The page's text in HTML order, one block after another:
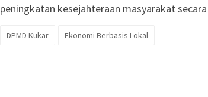
peningkatan kesejahteraan masyarakat
DPMD Kukar Ekonomi Berbasis Lokal